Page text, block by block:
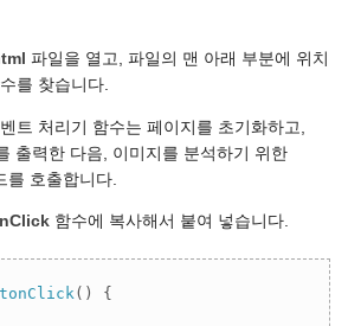
파일을 열고, 파일의 맨 아래 부분에 위치
를 찾습니다.
트 처리기 함수는 페이지를 초기화하고,
출력한 다음, 이미지를 분석하기 위한
를 호출합니다.
함수에 복사해서 붙여 넣습니다.
( ) {